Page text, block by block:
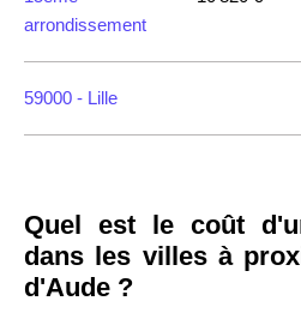
arrondissement
59000 - Lille
75018 -
Paris
18ème
arrondissement
10 114 €
Quel est le coût
dans les villes à
d'Aude ?